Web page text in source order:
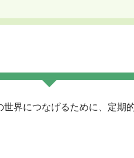
界につなげるために、定期